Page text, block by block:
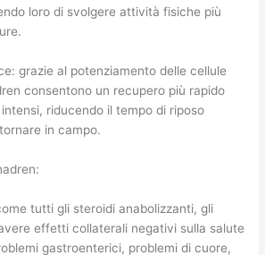
loro di svolgere attività fisiche più
grazie al potenziamento delle cellule
consentono un recupero più rapido
riducendo il tempo di riposo
in campo.
tutti gli steroidi anabolizzanti, gli
effetti collaterali negativi sulla salute
gastroenterici, problemi di cuore,